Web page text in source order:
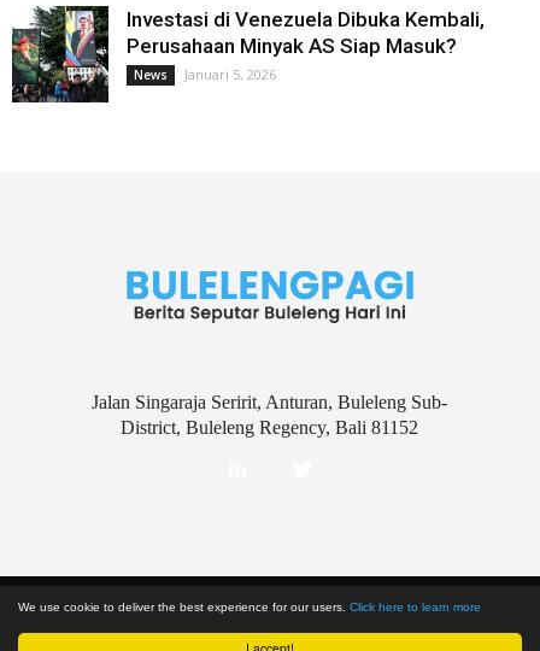
We use cookie to deliver the best experience for our users. Click here to learn more
Investasi di Venezuela Dibuka Kembali,
Perusahaan Minyak AS Siap Masuk?
News Januari 5, 2026
Jalan Singaraja Seririt, Anturan, Buleleng Sub-
District, Buleleng Regency, Bali 81152
Disclaimer Kebijakan Privasi
© 2018 BULELENGPAGI